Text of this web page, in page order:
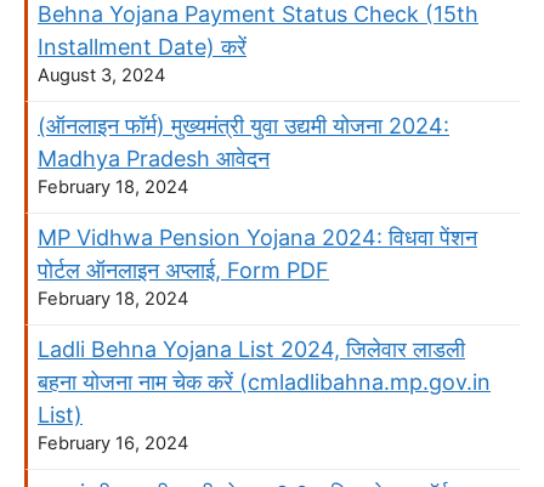
Behna Yojana Payment Status Check (15th
Installment Date) करें
August 3, 2024
(ऑनलाइन फॉर्म) मुख्यमंत्री युवा उद्यमी योजना 2024:
Madhya Pradesh आवेदन
February 18, 2024
MP Vidhwa Pension Yojana 2024: विधवा पेंशन
पोर्टल ऑनलाइन अप्लाई, Form PDF
February 18, 2024
Ladli Behna Yojana List 2024, जिलेवार लाडली
बहना योजना नाम चेक करें (cmladlibahna.mp.gov.in
List)
February 16, 2024